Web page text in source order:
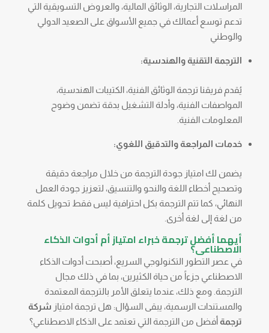
المراسلات التجارية، الوثائق المالية، والعروض التسويقية التي
تدعم توسع أعمالك في جميع الأسواق على الصعيد الدولي
والوطني
الترجمة التقنية والهندسية:
يُقدم فريقنا ترجمة الوثائق الفنية، الكتيبات الهندسية،
المواصفات الفنية، وأدلة التشغيل بدقة تضمن وضوح
المعلومات الفنية.
خدمات المراجعة والتدقيق اللغوي:
يضمن لك امتياز جودة الترجمة من خلال مراجعة دقيقة
وتصحيح أخطاء اللغة والنحو والتنسيق، لتعزيز جودة العمل
النهائي، كما تتم الترجمة بكل احترافية ليس فقط تحويل كلمة
من لغة إلى لغة أخرى.
أيهما أفضل ترجمة خبراء امتياز أم أدوات الذكاء
الاصطناعى؟
في عصر التطور التكنولوجي السريع، أصبحت أدوات الذكاء
الاصطناعي جزءاً من حياة الكثيرين، بما في ذلك مجال
الترجمة. ومع ذلك، عندما يتعلق الأمر بالترجمة المعتمدة
والمستندات الرسمية، يبقى السؤال: هل ترجمة امتياز شركة
ترجمة أفضل من الترجمة التي تعتمد على الذكاء الاصطناعي؟